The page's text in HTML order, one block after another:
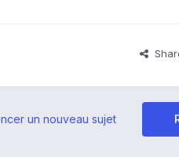
un nouveau sujet